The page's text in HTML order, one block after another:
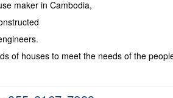
maker in Cambodia,
of houses to meet the needs of the